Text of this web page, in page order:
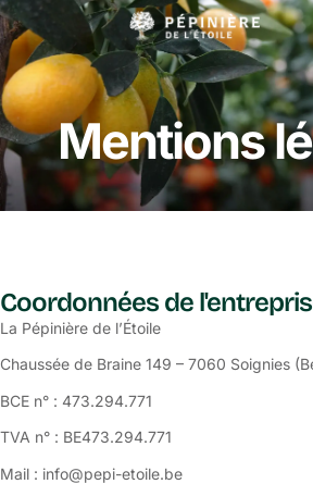
Mentions
Coordonnées de
La Pépinière de l’Étoile
Chaussée de Braine 149 – 7060 Soignies
BCE n° : 473.294.771
TVA n° : BE473.294.771
Mail : info@pepi-etoile.be